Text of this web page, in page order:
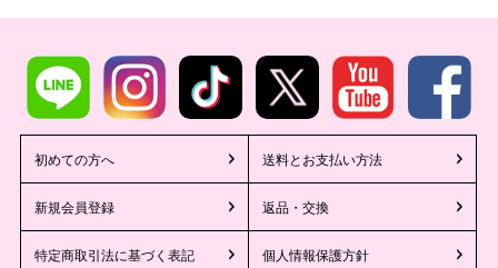
初めての方へ 送料とお支払い方法
新規会員登録 返品・交換
特定商取引法に基づく表記 個人情報保護方針